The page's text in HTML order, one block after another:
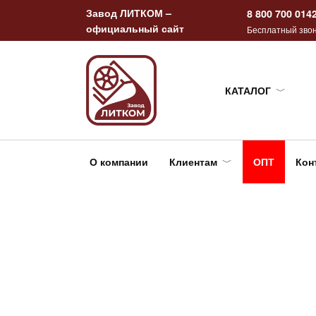
содержанию
Завод ЛИТКОМ –
официальный сайт
8 800 700
Бесплатный
КАТАЛОГ
О компании Клиентам ОПТ